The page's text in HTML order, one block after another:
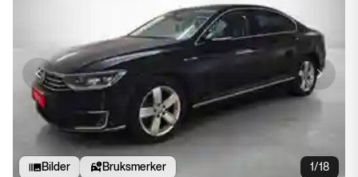
Previous slide Next
1/18
Bilder Bruksmerker